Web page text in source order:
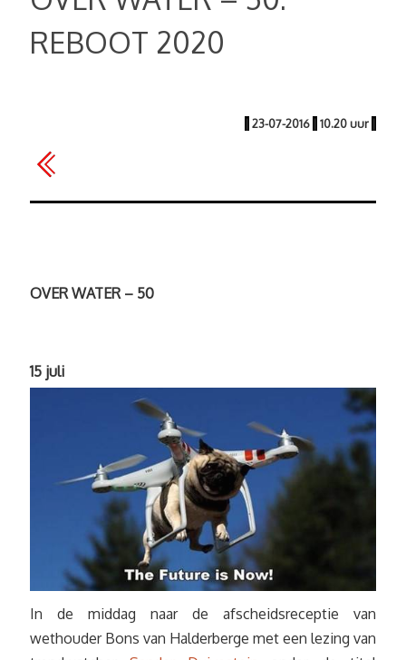
REBOOT 2020
| 23-07-2016 | 10.20 uur |
OVER WATER – 50
15 juli
In de middag naar de afscheidsreceptie van
wethouder Bons van Halderberge met een lezing van